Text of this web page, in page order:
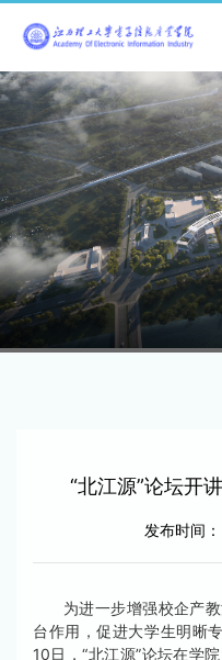
“北江源”论坛开
发布时间
为进一步增强校企产
台作用，促进大学生明晰
10日，“北江源”论坛在学